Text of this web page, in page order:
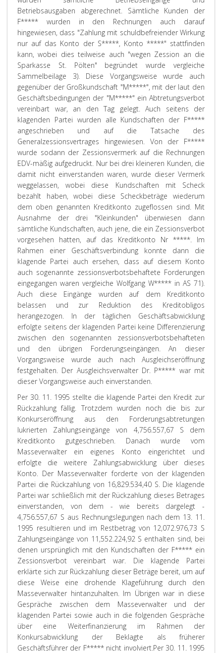
Betriebsausgaben abgerechnet. Sämtliche Kunden der
F***** wurden in den Rechnungen auch darauf
hingewiesen, dass "Zahlung mit schuldbefreiender Wirkung
nur auf das Konto der S*****, Konto *****" stattfinden
kann, wobei dies teilweise auch "wegen Zession an die
Sparkasse St. Pölten" begründet wurde vergleiche
Sammelbeilage 3). Diese Vorgangsweise wurde auch
gegenüber der Großkundschaft "M*****", mit der laut den
Geschäftsbedingungen der "M*****" ein Abtretungsverbot
vereinbart war, an den Tag gelegt. Auch seitens der
klagenden Partei wurden alle Kundschaften der F*****
angeschrieben und auf die Tatsache des
Generalzessionsvertrages hingewiesen. Von der F*****
wurde sodann der Zessionsvermerk auf die Rechnungen
EDV-mäßig aufgedruckt. Nur bei drei kleineren Kunden, die
damit nicht einverstanden waren, wurde dieser Vermerk
weggelassen, wobei diese Kundschaften mit Scheck
bezahlt haben, wobei diese Scheckbeträge wiederum
dem oben genannten Kreditkonto zugeflossen sind. Mit
Ausnahme der drei "Kleinkunden" überwiesen dann
sämtliche Kundschaften, auch jene, die ein Zessionsverbot
vorgesehen hatten, auf das Kreditkonto Nr *****. Im
Rahmen einer Geschäftsverbindung konnte dann die
klagende Partei auch ersehen, dass auf diesem Konto
auch sogenannte zessionsverbotsbehaftete Forderungen
eingegangen waren vergleiche Wolfgang W***** in AS 71).
Auch diese Eingänge wurden auf dem Kreditkonto
belassen und zur Reduktion des Kreditobligos
herangezogen. In der täglichen Geschäftsabwicklung
erfolgte seitens der klagenden Partei keine Differenzierung
zwischen den sogenannten zessionsverbotsbehafteten
und den übrigen Forderungseingängen. An dieser
Vorgangsweise wurde auch nach Ausgleichseröffnung
festgehalten. Der Ausgleichsverwalter Dr. P***** war mit
dieser Vorgangsweise auch einverstanden.
Per 30. 11. 1995 stellte die klagende Partei den Kredit zur
Rückzahlung fällig. Trotzdem wurden noch die bis zur
Konkurseröffnung aus den Forderungsabtretungen
lukrierten Zahlungseingänge von 4,756.557,67 S dem
Kreditkonto gutgeschrieben. Danach wurde vom
Masseverwalter ein eigenes Konto eingerichtet und
erfolgte die weitere Zahlungsabwicklung über dieses
Konto. Der Masseverwalter forderte von der klagenden
Partei die Rückzahlung von 16,829.534,40 S. Die klagende
Partei war schließlich mit der Rückzahlung dieses Betrages
einverstanden, von dem - wie bereits dargelegt -
4,756.557,67 S aus Rechnungslegungen nach dem 13. 11.
1995 resultieren und im Restbetrag von 12,072.976,73 S
Zahlungseingänge von 11,552.224,92 S enthalten sind, bei
denen ursprünglich mit den Kundschaften der F***** ein
Zessionsverbot vereinbart war. Die klagende Partei
erklärte sich zur Rückzahlung dieser Beträge bereit, um auf
diese Weise eine drohende Klageführung durch den
Masseverwalter hintanzuhalten. Im Übrigen war in diese
Gespräche zwischen dem Masseverwalter und der
klagenden Partei sowie auch in die folgenden Gespräche
über eine Weiterfinanzierung im Rahmen der
Konkursabwicklung der Beklagte als früherer
Geschäftsführer der F***** nicht involviert.Per 30. 11. 1995